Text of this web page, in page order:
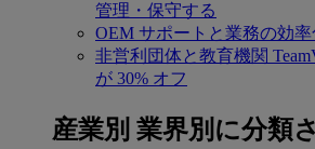
管理・保守する
OEM サポートと業務の効率
非営利団体と教育機関
が 30% オフ
産業別 業界別に分類